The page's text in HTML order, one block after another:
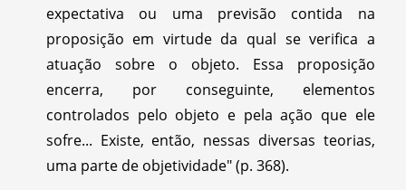
expectativa ou uma previsão contida na
proposição em virtude da qual se verifica a
atuação sobre o objeto. Essa proposição
encerra, por conseguinte, elementos
controlados pelo objeto e pela ação que ele
sofre... Existe, então, nessas diversas teorias,
uma parte de objetividade" (p. 368).